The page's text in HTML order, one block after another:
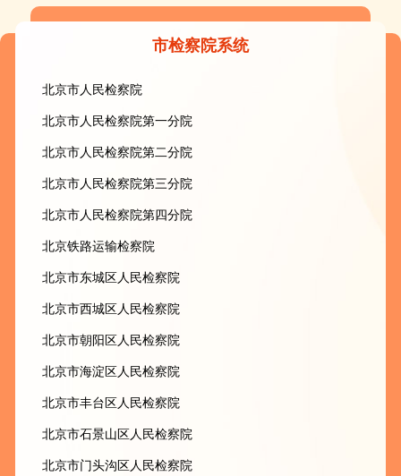
市检察院系统
北京市人民检察院
北京市人民检察院第一分院
北京市人民检察院第二分院
北京市人民检察院第三分院
北京市人民检察院第四分院
北京铁路运输检察院
北京市东城区人民检察院
北京市西城区人民检察院
北京市朝阳区人民检察院
北京市海淀区人民检察院
北京市丰台区人民检察院
北京市石景山区人民检察院
北京市门头沟区人民检察院